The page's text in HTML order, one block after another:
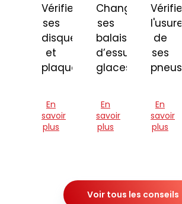
Vérifier
ses
disques
et
plaquettes
En
savoir
plus
Changer
ses
balais
d’essuie-
glaces
En
savoir
plus
Vérifier
l'usure
de
ses
pneus
En
savoir
plus
Voir tous les conseils